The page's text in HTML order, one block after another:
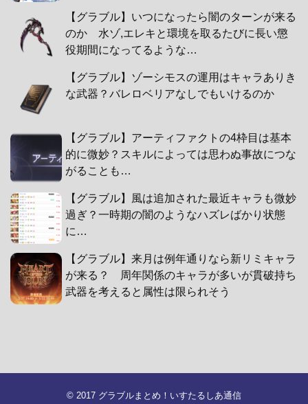
【グラブル】いつになったら闇のターンが来る
のか 水ゾ,エレキと環境を取るたびに長い懲
役期間になってるような…
【グラブル】ゾーシモスの運用はキャラありき
な武器？バレロベリアなしでもいけるのか
【グラブル】アーティファクトの4枠目は基本
的に微妙？スキルによっては思わぬ事故につな
がることも…
【グラブル】風は追加された最近キャラも微妙
過ぎ？一時期の闇のようなハズレばかり状態
に…
【グラブル】来月は例年通りなら新リミキャラ
が来る？ 周年関係のキャラが多いが貫破持ち
武器を考えると属性は限られそう
© 2017 グラブルまとめ！いすたるしあ通信